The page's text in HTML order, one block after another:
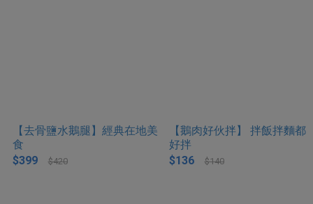
【去骨鹽水鵝腿】經典在地美
食
$399
$420
【鵝肉好伙拌】 拌飯拌麵都
好拌
$136
$140